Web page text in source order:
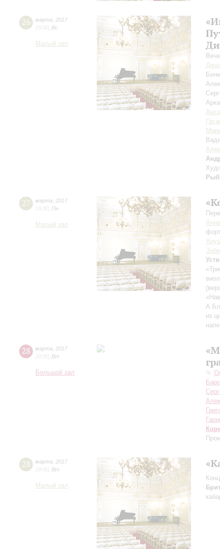
26 марта
2017
19:00 Вс
Малый зал
27 марта
2017
19:00 Пн
Малый зал
из
28 марта
2017
20:00 Вт
Большой зал
28 марта
2017
19:00 Вт
Малый зал